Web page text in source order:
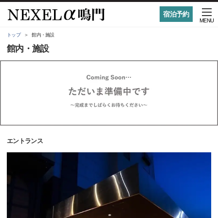
宿泊予約
MENU
トップ 館内・施設
館内・施設
エントランス